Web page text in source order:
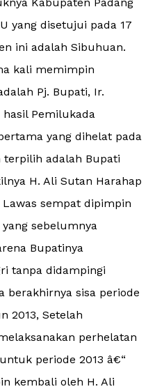
yang disetujui pada 17
ini adalah Sibuhuan.
kali memimpin
Pj. Bupati, Ir.
hasil Pemilukada
yang dihelat pada
terpilih adalah Bupati
H. Ali Sutan Harahap
Lawas sempat dipimpin
yang sebelumnya
Bupatinya
tanpa didampingi
berakhirnya sisa periode
2013, Setelah
perhelatan
periode 2013 â€“
kembali oleh H. Ali